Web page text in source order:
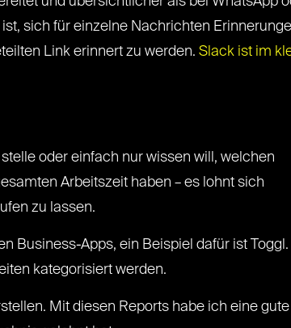
sich für einzelne Nachrichten
Link erinnert zu werden. Slack ist im
oder einfach nur wissen will, welchen
Arbeitszeit haben – es lohnt sich
zu lassen.
Business-Apps, ein Beispiel dafür ist Toggl.
kategorisiert werden.
Mit diesen Reports habe ich eine gute